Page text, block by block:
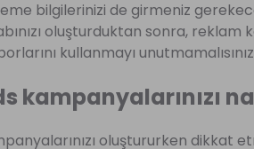
bilgilerinizi de girmeniz
oluşturduktan sonra,
kullanmayı
kampanyalarınızı
oluştururken dikkat